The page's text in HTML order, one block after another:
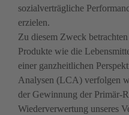
sozialverträgliche
erzielen.
Zu diesem Zweck
Produkte wie die
einer ganzheitlichen
Analysen (LCA) verfolgen
der Gewinnung der Primär-
Wiederverwertung unseres